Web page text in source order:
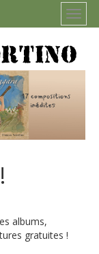
albums,
gratuites !